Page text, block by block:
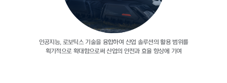
인공지능, 로보틱스 기술을 융합하여 산업 솔루션의 활용 범위를
획기적으로 확대함으로써산업의 안전과 효율 향상에 기여